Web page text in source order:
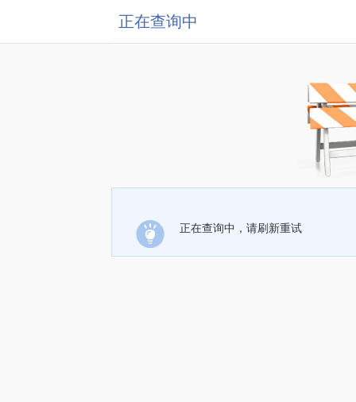
正在查询中
正在查询中，请刷新重试